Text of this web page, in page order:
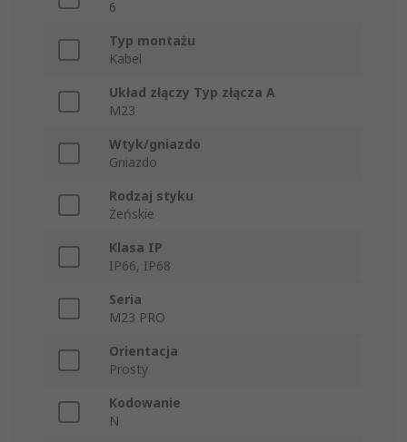
6
Typ montażu
Kabel
Układ złączy Typ złącza A
M23
Wtyk/gniazdo
Gniazdo
Rodzaj styku
Żeńskie
Klasa IP
IP66, IP68
Seria
M23 PRO
Orientacja
Prosty
Kodowanie
N